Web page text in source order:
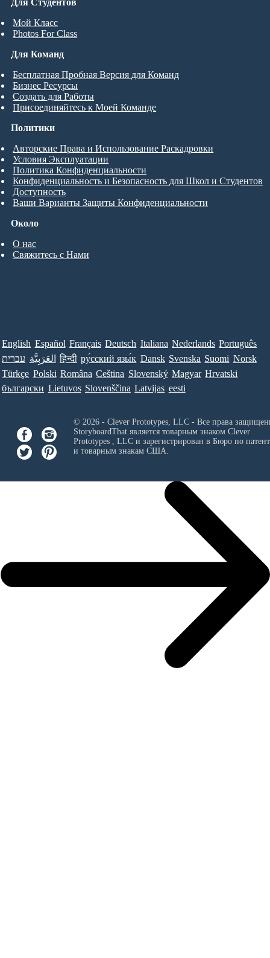
Мой Класс
Photos For Class
Для Команд
Бесплатная Пробная Версия для Команд
Бизнес Ресурсы
Создать для Работы
Присоединяйтесь к Моей Команде
Около
О нас
Свяжитесь с Нами
Политики
Авторские Права и Использование Раскадровки
Условия Эксплуатации
Политика Конфиденциальности
Конфиденциальность и Безопасность для Школ и Студентов
Доступность
Ваши Варианты Защиты Конфиденциальности
English Español Français Deutsch Italiana Nederlands Português
עברית العَرَبِيَّة हिन्दी ру́сский язы́к Dansk Svenska Suomi Norsk
Türkçe Polski Româna Ceština Slovenský Magyar Hrvatski
български Lietuvos Slovenščina Latvijas eesti
© 2026 - Clever Prototypes, LLC - Все права
StoryboardThat является товарным знаком Clever
Prototypes , LLCи зарегистрирован в Бюро по
и товарным знакам США.